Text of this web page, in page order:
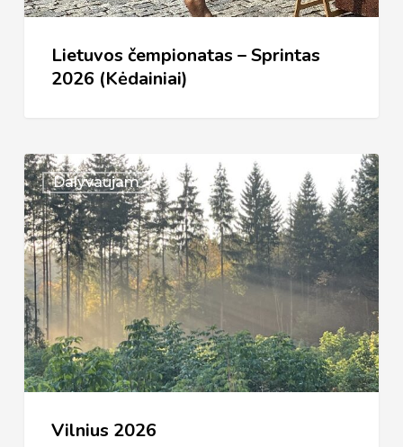
Lietuvos čempionatas – Sprintas
2026 (Kėdainiai)
Dalyvaujam
Vilnius
2026
Vilnius 2026